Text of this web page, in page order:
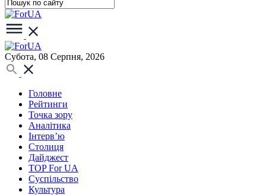
Субота, 08 Серпня, 2026
Головне
Рейтинги
Точка зору
Аналітика
Інтерв’ю
Столиця
Дайджест
TOP For UA
Суспiльство
Культура